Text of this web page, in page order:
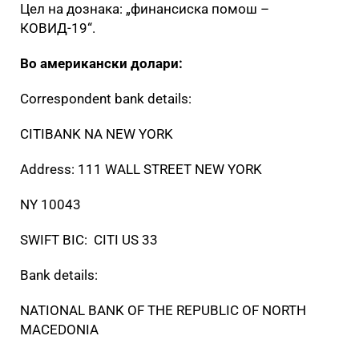
Цел на дознака: „финансиска помош –
КОВИД-19“.
Во американски долари:
Correspondent bank details:
CITIBANK NA NEW YORK
Address: 111 WALL STREET NEW YORK
NY 10043
SWIFT BIC: CITI US 33
Bank details:
NATIONAL BANK OF THE REPUBLIC OF NORTH
MACEDONIA